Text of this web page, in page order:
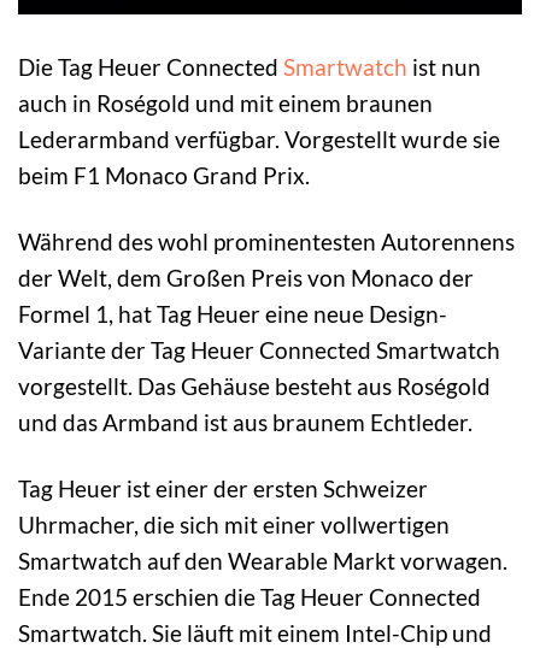
Die Tag Heuer Connected Smartwatch ist nun
auch in Roségold und mit einem braunen
Lederarmband verfügbar. Vorgestellt wurde sie
beim F1 Monaco Grand Prix.
Während des wohl prominentesten Autorennens
der Welt, dem Großen Preis von Monaco der
Formel 1, hat Tag Heuer eine neue Design-
Variante der Tag Heuer Connected Smartwatch
vorgestellt. Das Gehäuse besteht aus Roségold
und das Armband ist aus braunem Echtleder.
Tag Heuer ist einer der ersten Schweizer
Uhrmacher, die sich mit einer vollwertigen
Smartwatch auf den Wearable Markt vorwagen.
Ende 2015 erschien die Tag Heuer Connected
Smartwatch. Sie läuft mit einem Intel-Chip und